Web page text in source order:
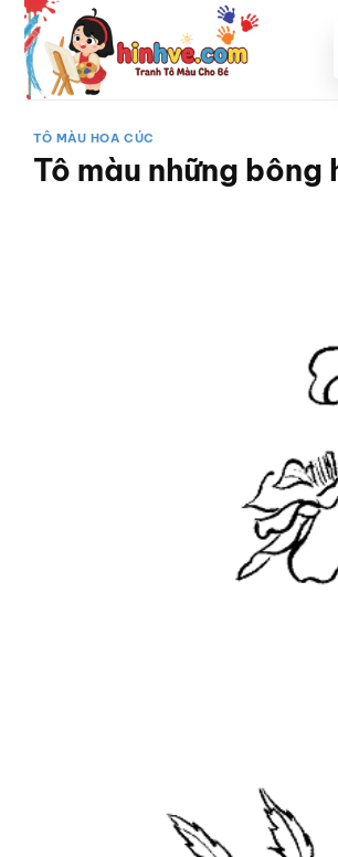
qua
dung
TÔ MÀU HOA CÚC
Tô màu những